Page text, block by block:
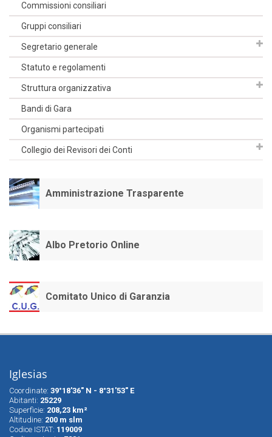
Commissioni consiliari
Gruppi consiliari
Segretario generale
Statuto e regolamenti
Struttura organizzativa
Bandi di Gara
Organismi partecipati
Collegio dei Revisori dei Conti
Amministrazione Trasparente
Albo Pretorio Online
Comitato Unico di Garanzia
Iglesias
Coordinate: 39°18'36" N - 8°31'53" E
Abitanti: 25229
Superfìcie: 208,23 km²
Altitudine: 200 m slm
Codice ISTAT: 119009